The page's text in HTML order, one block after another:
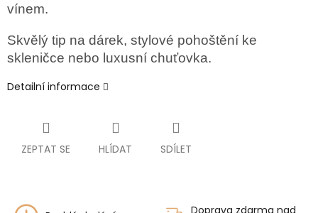
vínem.
Skvělý tip na dárek, stylové pohoštění ke
skleničce nebo luxusní chuťovka.
Detailní informace
ZEPTAT SE HLÍDAT SDÍLET